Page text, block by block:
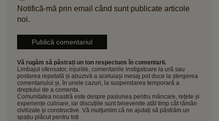
Notifică-mă prin email când sunt publicate articole
noi.
Vă rugăm să păstrați un ton respectuos în comentarii.
Limbajul ofensator, injuriile, comentariile instigatoare la ură sau
postarea repetată și abuzivă a aceluiași mesaj pot duce la ștergerea
comentariului și, în unele cazuri, la suspendarea temporară a
dreptului de a comenta.
Comunitatea noastră este despre pasiunea pentru mâncare, rețete și
experiențe culinare, iar discuțiile sunt binevenite atât timp cât rămân
civilizate și constructive. Vă mulțumim că ne ajutați să păstrăm un
spațiu plăcut pentru toți